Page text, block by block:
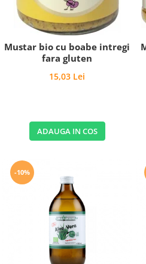
Mustar bio cu boabe intregi
fara gluten
15,03 Lei
ADAUGA IN COS
-10%